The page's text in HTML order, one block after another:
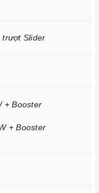
40% điện năng.
trượt Slider
+ Booster
+ Booster